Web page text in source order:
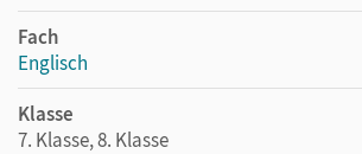
Fach
Englisch
Klasse
7. Klasse, 8. Klasse